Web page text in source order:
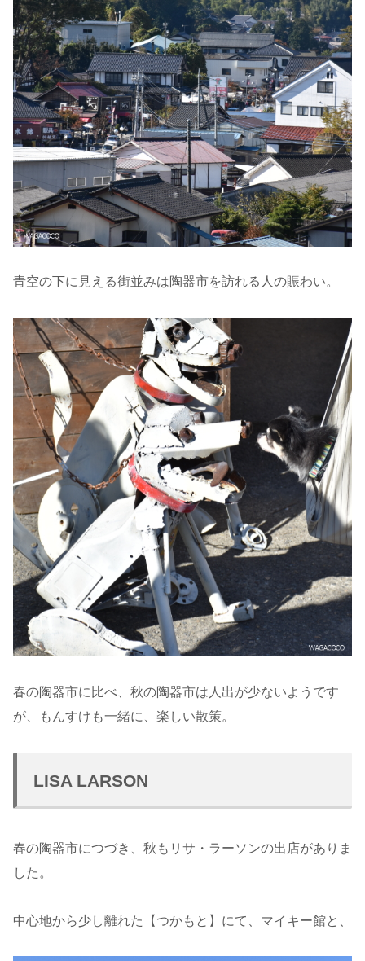
青空の下に見える街並みは陶器市を訪れる人の賑わい。
春の陶器市に比べ、秋の陶器市は人出が少ないようです
が、もんすけも一緒に、楽しい散策。
LISA LARSON
春の陶器市につづき、秋もリサ・ラーソンの出店がありま
した。
中心地から少し離れた【つかもと】にて、マイキー館と、